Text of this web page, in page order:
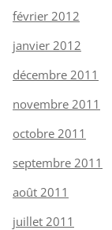
février 2012
janvier 2012
décembre 2011
novembre 2011
octobre 2011
septembre 2011
août 2011
juillet 2011